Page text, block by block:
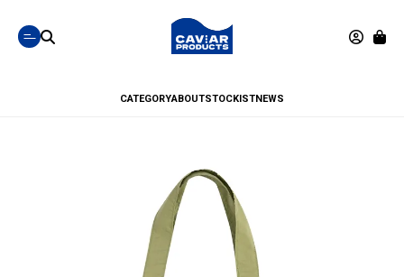
CATEGORYABOUTSTOCKISTNEWS